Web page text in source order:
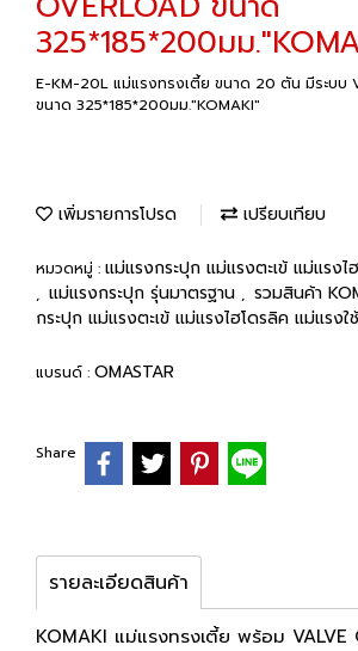
325*185*200มม
E-KM-20L แม่แรงทรงเตี้ย ขนาด 20 ตัน มีระบบ
ขนาด 325*185*200มม."KOMAKI"
เพิ่มรายการโปรด เปรียบเทียบ
หมวดหมู่ : แม่แรงกระปุก แม่แรงตะเข้ แม่แรง
, แม่แรงกระปุก รุ่นมาตรฐาน , รวมสินค้า
กระปุก แม่แรงตะเข้ แม่แรงไฮโดรลิค แม่แรงใ
แบรนด์ : OMASTAR
Share
รายละเอียดสินค้า
KOMAKI แม่แรงทรงเตี้ย พร้อม VALVE